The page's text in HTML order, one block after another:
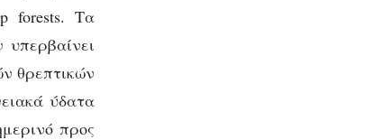
forests. Τα
θρεπτικών
ύδατα
προς